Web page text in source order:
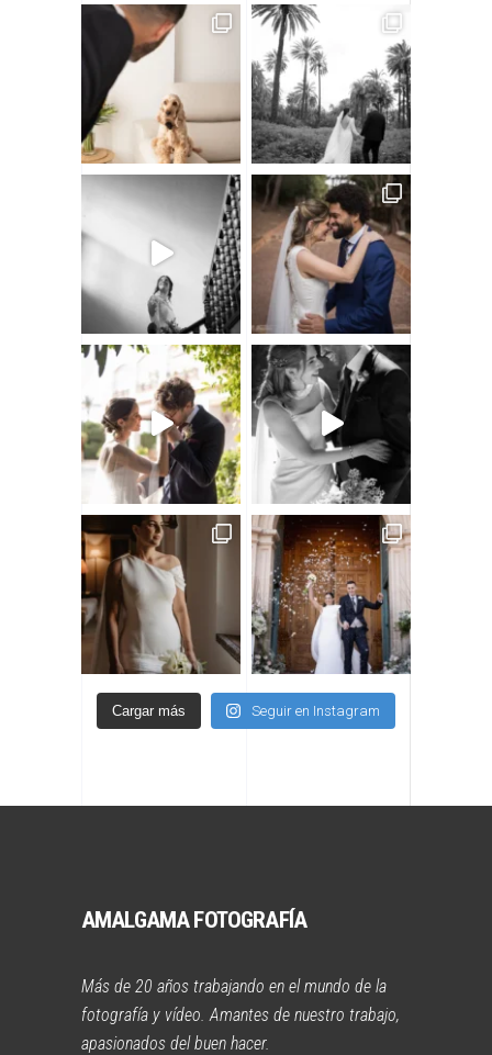
Cargar más Seguir en Instagram
AMALGAMA FOTOGRAFÍA
Más de 20 años trabajando en el mundo de la
fotografía y vídeo. Amantes de nuestro trabajo,
apasionados del buen hacer.